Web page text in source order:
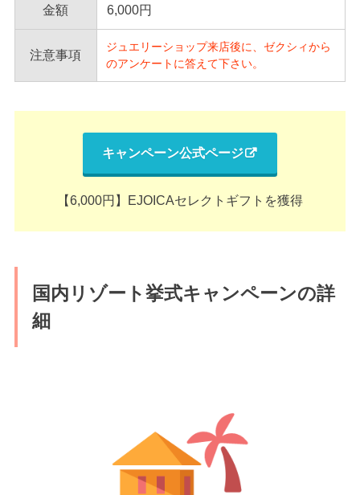
金額 6,000円
注意事項
ジュエリーショップ来店後に、ゼクシィから
のアンケートに答えて下さい。
キャンペーン公式ページ
【6,000円】EJOICAセレクトギフトを獲得
国内リゾート挙式キャンペーンの詳
細